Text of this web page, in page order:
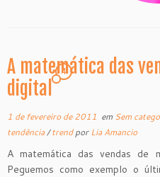
A matemática das
digital
4
1 de fevereiro de 2011 em Sem
tendência/trendporLia Amancio
A matemática das vendas de
Peguemos como exemplo o